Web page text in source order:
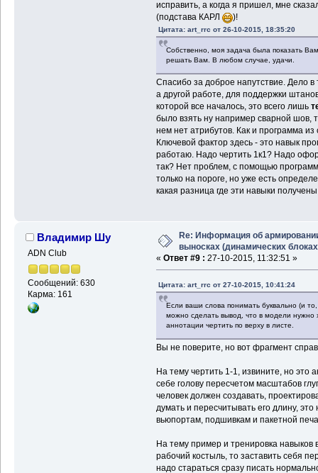
исправить, а когда я пришел, мне
(подстава КАРЛ
)!
Цитата: art_rrc от 26-10-2015, 18:35:20
Собственно, моя задача была показать
решать Вам. В любом случае, удачи.
Спасибо за доброе напутствие. Дело
а другой работе, для поддержки
которой все началось, это всего лишь
было взять ну например сварной шов,
нем нет атрибутов. Как и программа из
Ключевой фактор здесь - это навык
работаю. Надо чертить 1к1? Надо
так? Нет проблем, с помощью
только на пороге, но уже есть
какая разница где эти навыки
Владимир Шу
ADN Club
Сообщений: 630
Карма: 161
Re: Информация об
выносках (динамических
« Ответ #9 : 27-10-2015, 11:32:51 »
Цитата: art_rrc от 27-10-2015, 10:41:24
Если ваши слова понимать буквально (и
можно сделать вывод, что в модели нужно
аннотации чертить по верху в листе.
Вы не поверите, но вот фрагмент
На тему чертить 1-1, извините, но это
себе голову пересчетом масштабов
человек должен создавать,
думать и пересчитывать его длину,
вьюпортам, подшивкам и пакетной
На тему пример и тренировка навыков
рабочий костыль, то заставить себя
надо стараться сразу писать